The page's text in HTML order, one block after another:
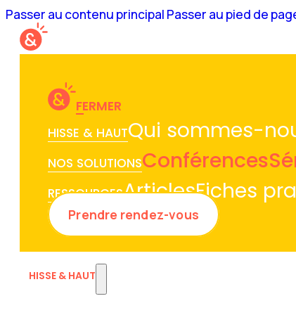
Passer au contenu principal Passer au pied de
FERMER
HISSE & HAUTQui sommes-
NOS SOLUTIONSConférences
RESSOURCESArticlesFiches
Prendre rendez-vous
HISSE & HAUT